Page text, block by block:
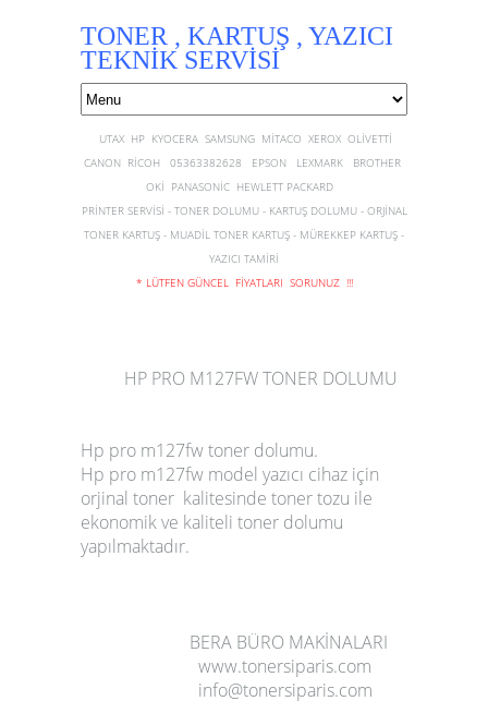
TONER , KARTUŞ , YAZICI
TEKNİK SERVİSİ
UTAX HP KYOCERA SAMSUNG MİTACO XEROX OLİVETTİ
CANON RİCOH 05363382628 EPSON LEXMARK BROTHER
OKİ PANASONİC HEWLETT PACKARD
PRİNTER SERVİSİ - TONER DOLUMU - KARTUŞ DOLUMU - ORJİNAL
TONER KARTUŞ - MUADİL TONER KARTUŞ - MÜREKKEP KARTUŞ -
YAZICI TAMİRİ
* LÜTFEN GÜNCEL FİYATLARI SORUNUZ !!!
HP PRO M127FW TONER DOLUMU
Hp pro m127fw toner dolumu.
Hp pro m127fw model yazıcı cihaz için
orjinal toner kalitesinde toner tozu ile
ekonomik ve kaliteli toner dolumu
yapılmaktadır.
BERA BÜRO MAKİNALARI
www.tonersiparis.com
info@tonersiparis.com